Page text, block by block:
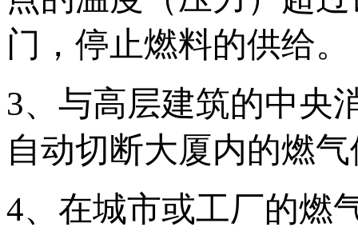
门，停止燃料的供给。
3、与高层建筑的中央
自动切断大厦内的燃
4、在城市或工厂的燃